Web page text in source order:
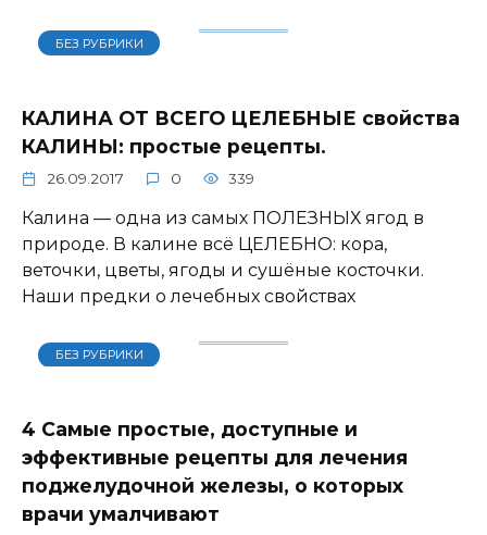
БЕЗ РУБРИКИ
КАЛИНА ОТ ВСЕГО ЦЕЛЕБНЫЕ свойства
КАЛИНЫ: простые рецепты.
26.09.2017 0 339
Калина — одна из самых ПОЛЕЗНЫХ ягод в
природе. В калине всё ЦЕЛЕБНО: кора,
веточки, цветы, ягоды и сушёные косточки.
Наши предки о лечебных свойствах
БЕЗ РУБРИКИ
4 Самые простые, доступные и
эффективные рецепты для лечения
поджелудочной железы, о которых
врачи умалчивают